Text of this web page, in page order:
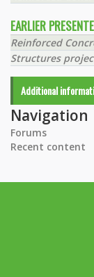
EARLIER
Reinforced
Structures
Additional
Navigation
Forums
Recent content